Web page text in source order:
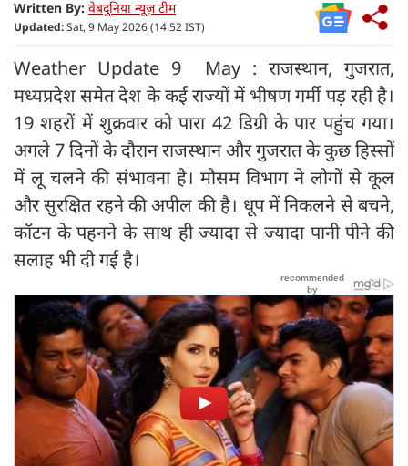
Written By: वेबदुनिया न्यूज़ टीम
Updated:Sat, 9 May 2026 (14:52 IST)
Weather Update 9 May : राजस्थान, गुजरात,
मध्यप्रदेश समेत देश के कई राज्यों में भीषण गर्मी पड़ रही है।
19 शहरों में शुक्रवार को पारा 42 डिग्री के पार पहुंच गया।
अगले 7 दिनों के दौरान राजस्थान और गुजरात के कुछ हिस्सों
में लू चलने की संभावना है। मौसम विभाग ने लोगों से कूल
और सुरक्षित रहने की अपील की है। धूप में निकलने से बचने,
कॉटन के पहनने के साथ ही ज्यादा से ज्यादा पानी पीने की
सलाह भी दी गई है।